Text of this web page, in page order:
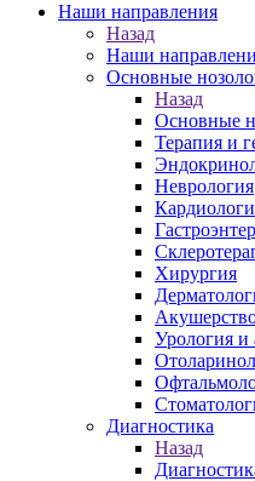
Наши направления
Назад
Наши
Основные
Назад
Основные
Терапия и
Неврология
Хирургия
Урология и
Диагностика
Назад